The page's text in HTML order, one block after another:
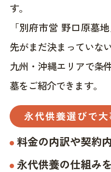
す。
「別府市営 野口原墓
先がまだ決まっていな
九州・沖縄エリアで条
墓をご紹介できます。
永代供養選びで
料金の内訳や契約
永代供養の仕組み